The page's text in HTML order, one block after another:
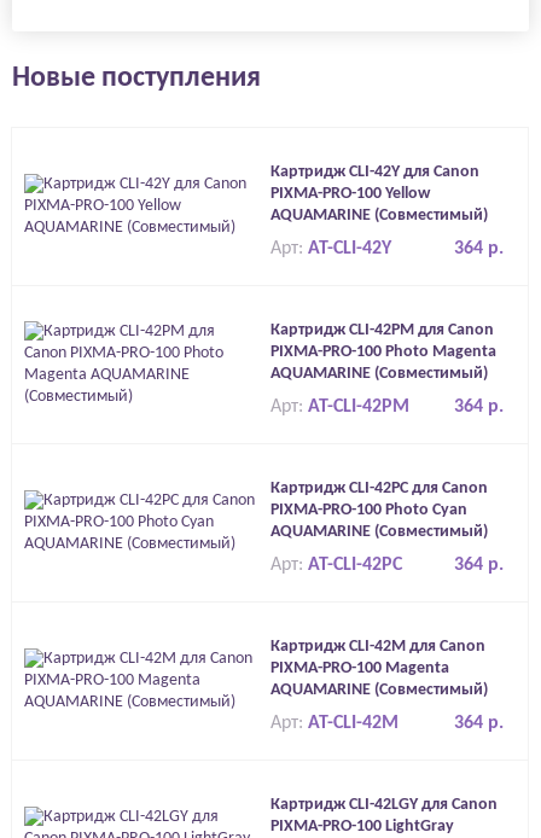
Новые поступления
Картридж CLI-42Y для Canon
PIXMA-PRO-100 Yellow
AQUAMARINE (Совместимый)
364 р.
Арт:AT-CLI-42Y
Картридж CLI-42PM для Canon
PIXMA-PRO-100 Photo Magenta
AQUAMARINE (Совместимый)
364 р.
Арт: AT-CLI-42PM
Картридж CLI-42PC для Canon
PIXMA-PRO-100 Photo Cyan
AQUAMARINE (Совместимый)
364 р.
Арт: AT-CLI-42PC
Картридж CLI-42M для Canon
PIXMA-PRO-100 Magenta
AQUAMARINE (Совместимый)
364 р.
Арт:AT-CLI-42M
Картридж CLI-42LGY для Canon
PIXMA-PRO-100 LightGray